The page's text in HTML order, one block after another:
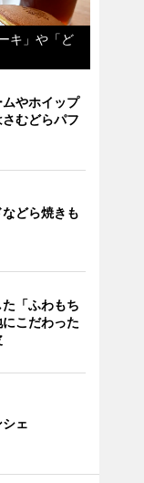
キ」や「ど
やホイップ
むどらパフ
どら焼きも
「ふわもち
こだわった
ェ